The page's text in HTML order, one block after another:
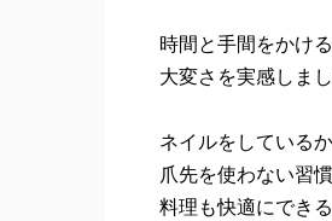
時間と手間をかける
大変さを実感しまし
ネイルをしているか
爪先を使わない習
料理も快適にでき